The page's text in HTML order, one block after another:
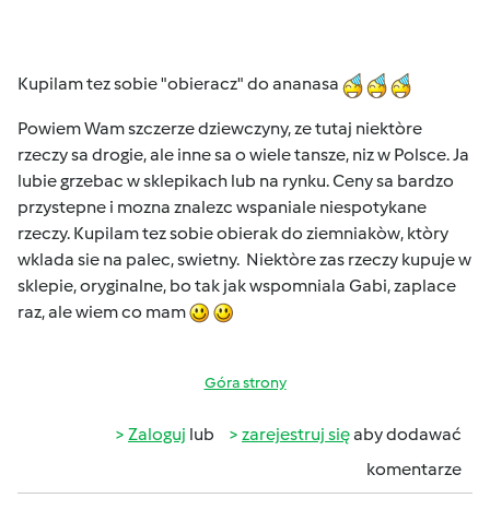
Kupilam tez sobie "obieracz" do ananasa
Powiem Wam szczerze dziewczyny, ze tutaj niektòre
rzeczy sa drogie, ale inne sa o wiele tansze, niz w Polsce. Ja
lubie grzebac w sklepikach lub na rynku. Ceny sa bardzo
przystepne i mozna znalezc wspaniale niespotykane
rzeczy. Kupilam tez sobie obierak do ziemniakòw, ktòry
wklada sie na palec, swietny. Niektòre zas rzeczy kupuje w
sklepie, oryginalne, bo tak jak wspomniala Gabi, zaplace
raz, ale wiem co mam
Góra strony
Zaloguj lub zarejestruj sięaby dodawać
komentarze